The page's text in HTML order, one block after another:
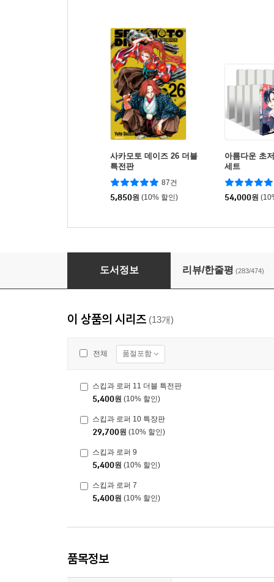
사카모토 데이즈 26 더블
특전판
87건
5,850원 (10% 할인)
아름다운 초
세트
54,000원
스킵과 로퍼 1
도서정보 리뷰/한줄평 (283/474)
이 상품의 시리즈 (13개)
전체 품절포함
스킵과 로퍼 11 더블 특전판
5,400원 (10% 할인)
스킵과 로퍼 10 특장판
29,700원 (10% 할인)
스킵과 로퍼 9
5,400원 (10% 할인)
스킵과 로퍼 7
5,400원 (10% 할인)
품목정보